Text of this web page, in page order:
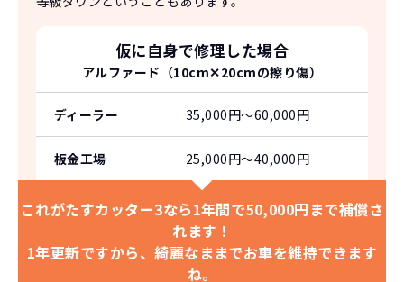
仮に自身で修理した場合
アルファード（10cm✕20cmの擦り傷）
ディーラー 35,000円〜60,000円
板金工場 25,000円〜40,000円
これがたすカッター3なら1年間で50,000円まで補償さ
れます！
1年更新ですから、綺麗なままでお車を維持できます
ね。